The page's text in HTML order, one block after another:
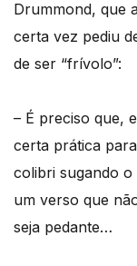
Drummond, que
certa vez pediu
de ser “frívolo”:
– É preciso que,
certa prática
colibri sugando
um verso que
seja pedante…